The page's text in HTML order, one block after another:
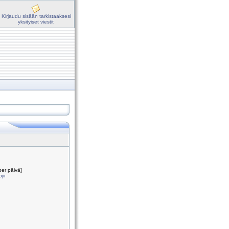
Kirjaudu sisään tarkistaaksesi
yksityiset viestit
päivä]